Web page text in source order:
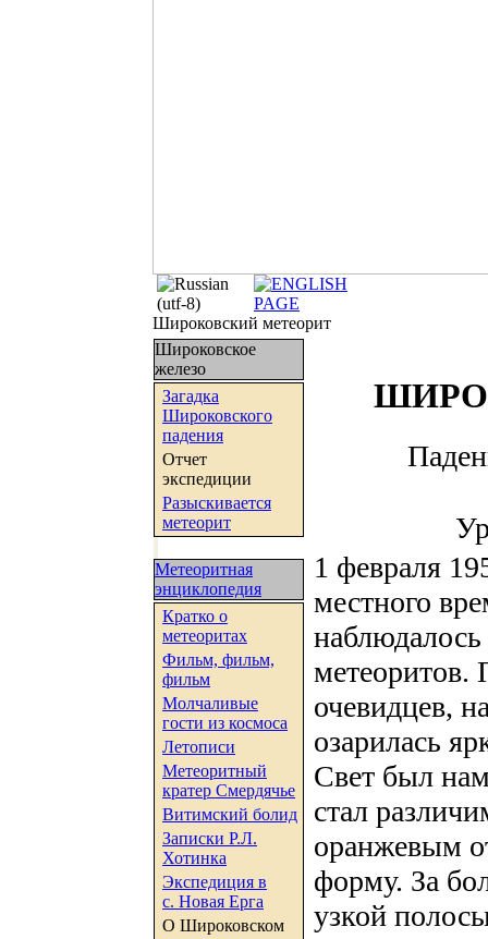
Широковский метеорит
Широковское
железо
Загадка
Широковского
падения
Отчет
экспедиции
Разыскивается
метеорит
Метеоритная
энциклопедия
Кратко о
метеоритах
Фильм, фильм,
фильм
Молчаливые
гости из космоса
Летописи
Метеоритный
кратер Смердячье
Витимский болид
Записки Р.Л.
Хотинка
Экспедиция в
с. Новая Ерга
О Широковском
1 февраля
местного
очевидцев,
озарилась
Свет был
стал
оранжевым
форму. За
узкой